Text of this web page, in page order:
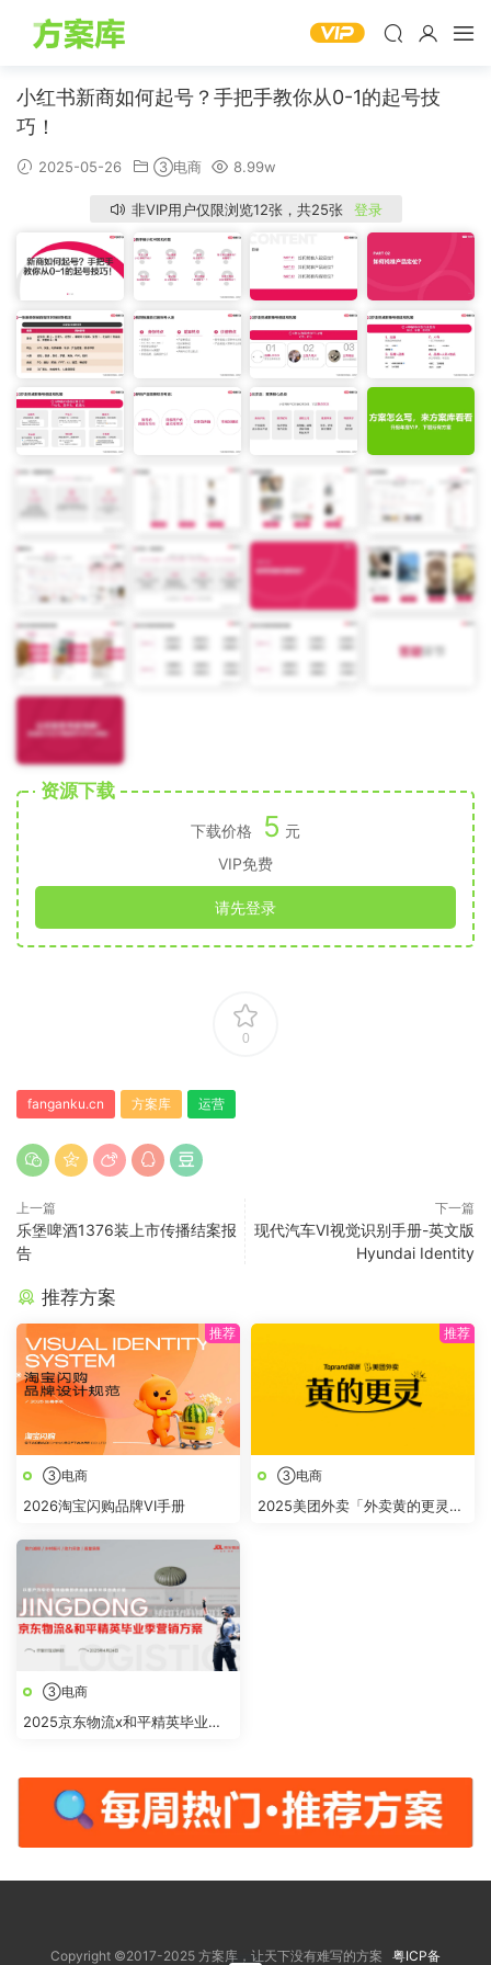
小红书新商如何起号？手把手教你从0-1的起号技
巧！
2025-05-26 ③电商 8.99w
非VIP用户仅限浏览12张，共25张 登录
资源下载
下载价格 5 元
VIP免费
请先登录
0
fanganku.cn 方案库 运营
上一篇
乐堡啤酒1376装上市传播结案报
告
下一篇
现代汽车VI视觉识别手册-英文版
Hyundai Identity
推荐方案
③电商
2026淘宝闪购品牌VI手册
③电商
2025美团外卖「外卖黄的更灵
③电商
2025京东物流x和平精英毕业季
Copyright ©2017-2025 方案库，让天下没有难写的方案 粤ICP备